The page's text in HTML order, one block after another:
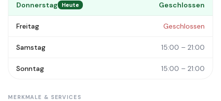
Donnerstag Heute Geschlossen
Freitag Geschlossen
Samstag 15:00 – 21:00
Sonntag 15:00 – 21:00
MERKMALE & SERVICES